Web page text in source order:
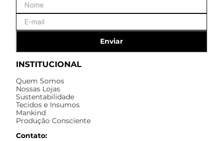
INSTITUCIONAL
Quem Somos
Nossas Lojas
Sustentabilidade
Tecidos e Insumos
Mankind
Produção Consciente
Contato:
Enviar